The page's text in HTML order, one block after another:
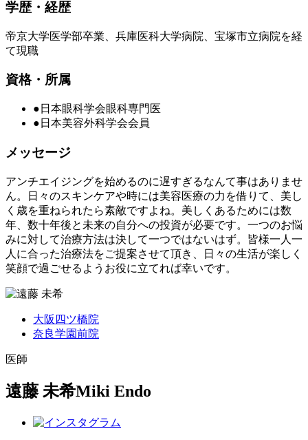
学歴・経歴
帝京大学医学部卒業、兵庫医科大学病院、宝塚市立病院を経
て現職
資格・所属
●日本眼科学会眼科専門医
●日本美容外科学会会員
メッセージ
アンチエイジングを始めるのに遅すぎるなんて事はありませ
ん。日々のスキンケアや時には美容医療の力を借りて、美し
く歳を重ねられたら素敵ですよね。美しくあるためには数
年、数十年後と未来の自分への投資が必要です。一つのお悩
みに対して治療方法は決して一つではないはず。皆様一人一
人に合った治療法をご提案させて頂き、日々の生活が楽しく
笑顔で過ごせるようお役に立てれば幸いです。
大阪四ツ橋院
奈良学園前院
医師
遠藤 未希Miki Endo